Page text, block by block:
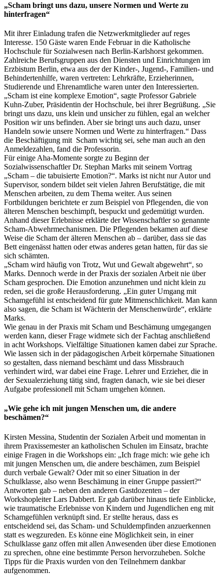
„Scham bringt uns dazu, unsere Normen und Werte zu
hinterfragen“
Mit ihrer Einladung trafen die Netzwerkmitglieder auf reges
Interesse. 150 Gäste waren Ende Februar in die Katholische
Hochschule für Sozialwesen nach Berlin-Karlshorst gekommen.
Zahlreiche Berufsgruppen aus den Diensten und Einrichtungen im
Erzbistum Berlin, etwa aus der der Kinder-, Jugend-, Familien- und
Behindertenhilfe, waren vertreten: Lehrkräfte, Erzieherinnen,
Studierende und Ehrenamtliche waren unter den Interessierten.
„Scham ist eine komplexe Emotion“, sagte Professor Gabriele
Kuhn-Zuber, Präsidentin der Hochschule, bei ihrer Begrüßung. „Sie
bringt uns dazu, uns klein und unsicher zu fühlen, egal an welcher
Position wir uns befinden. Aber sie bringt uns auch dazu, unser
Handeln sowie unsere Normen und Werte zu hinterfragen.“ Dass
die Beschäftigung mit Scham wichtig sei, sehe man auch an den
Anmeldezahlen, fand die Professorin.
Für einige Aha-Momente sorgte zu Beginn der
Sozialwissenschaftler Dr. Stephan Marks mit seinem Vortrag
„Scham – die tabuisierte Emotion?“. Marks ist nicht nur Autor und
Supervisor, sondern bildet seit vielen Jahren Berufstätige, die mit
Menschen arbeiten, zu dem Thema weiter. Aus seinen
Fortbildungen berichtete er zum Beispiel von Pflegenden, die von
älteren Menschen beschimpft, bespuckt und gedemütigt wurden.
Anhand dieser Erlebnisse erklärte der Wissenschaftler so genannte
Scham-Abwehrmechanismen. Die Pflegenden bekamen auf diese
Weise die Scham der älteren Menschen ab – darüber, dass sie das
Bett eingenässt hatten oder etwas anderes getan hatten, für das sie
sich schämten.
„Scham wird häufig von Trotz, Wut und Gewalt abgewehrt“, so
Marks. Dennoch werde in der Praxis der sozialen Arbeit nie über
Scham gesprochen. Die Emotion anzunehmen und nicht klein zu
reden, sei die große Herausforderung. „Ein guter Umgang mit
Schamgefühl ist entscheidend für gute Mitmenschlichkeit. Man kann
also sagen, die Scham ist Wächterin der Menschenwürde“, erklärte
Marks.
Wie genau in der Praxis mit Scham und Beschämung umgegangen
werden kann, dieser Frage widmete sich der Fachtag anschließend
in acht Workshops. Vielfältige Situationen kamen dabei zur Sprache.
Wie lassen sich in der pädagogischen Arbeit körpernahe Situationen
so gestalten, dass niemand beschämt und dass Missbrauch
verhindert wird, war dabei eine Frage. Lehrer und Erzieher, die in
der Sexualerziehung tätig sind, fragten danach, wie sie bei dieser
Aufgabe professionell mit Scham umgehen können.
„Wie gehe ich mit jungen Menschen um, die andere
beschämen?“
Kirsten Messina, Studentin der Sozialen Arbeit und momentan in
ihrem Praxissemester an katholischen Schulen im Einsatz, brachte
einige Fragen in die Workshops ein: „Ich frage mich: wie gehe ich
mit jungen Menschen um, die andere beschämen, zum Beispiel
durch verbale Gewalt? Oder mit so einer Situation in der
Schulklasse, also wenn Beschämung in einer Gruppe passiert?“
Antworten gab – neben den anderen Gastdozenten – der
Workshopleiter Lars Dabbert. Er gab darüber hinaus tiefe Einblicke,
wie traumatische Erlebnisse von Kindern und Jugendlichen eng mit
Schamgefühlen verknüpft sind. Er stellte heraus, dass es
entscheidend sei, das Scham- und Schuldempfinden anzuerkennen
statt es wegzureden. Es könne eine Möglichkeit sein, in einer
Schulklasse ganz offen mit allen Anwesenden über diese Emotionen
zu sprechen, ohne eine bestimmte Person hervorzuheben. Solche
Tipps für die Praxis wurden von den Teilnehmern dankbar
aufgenommen.